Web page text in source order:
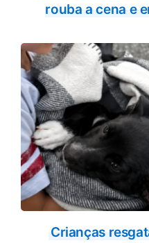
rouba a cena e
Crianças